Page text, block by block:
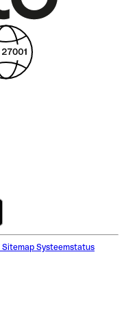
Sitemap Systeemstatus